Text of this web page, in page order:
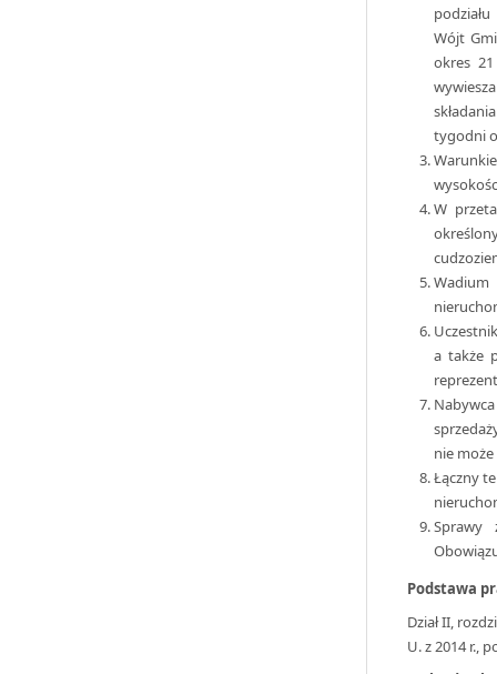
Wójt
okres
tygodni
W
a także
nie
Łączny
Sprawy
Podstawa
Dział II,
U. z 2014 r.,